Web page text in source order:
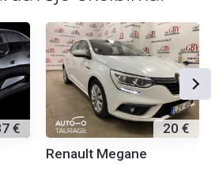
€
20 €
Renault Megane